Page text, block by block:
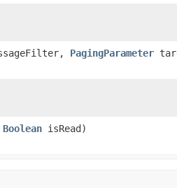
PagingParameter
Boolean isRead)